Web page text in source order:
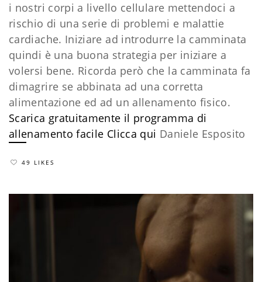
i nostri corpi a livello cellulare mettendoci a
rischio di una serie di problemi e malattie
cardiache. Iniziare ad introdurre la camminata
quindi è una buona strategia per iniziare a
volersi bene. Ricorda però che la camminata fa
dimagrire se abbinata ad una corretta
alimentazione ed ad un allenamento fisico.
Scarica gratuitamente il programma di
allenamento facile ​Clicca qui Daniele Esposito
49 LIKES